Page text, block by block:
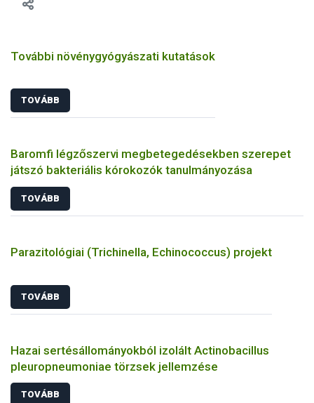
További növénygyógyászati kutatások
TOVÁBB
Baromfi légzőszervi megbetegedésekben szerepet
játszó bakteriális kórokozók tanulmányozása
TOVÁBB
Parazitológiai (Trichinella, Echinococcus) projekt
TOVÁBB
Hazai sertésállományokból izolált Actinobacillus
pleuropneumoniae törzsek jellemzése
TOVÁBB